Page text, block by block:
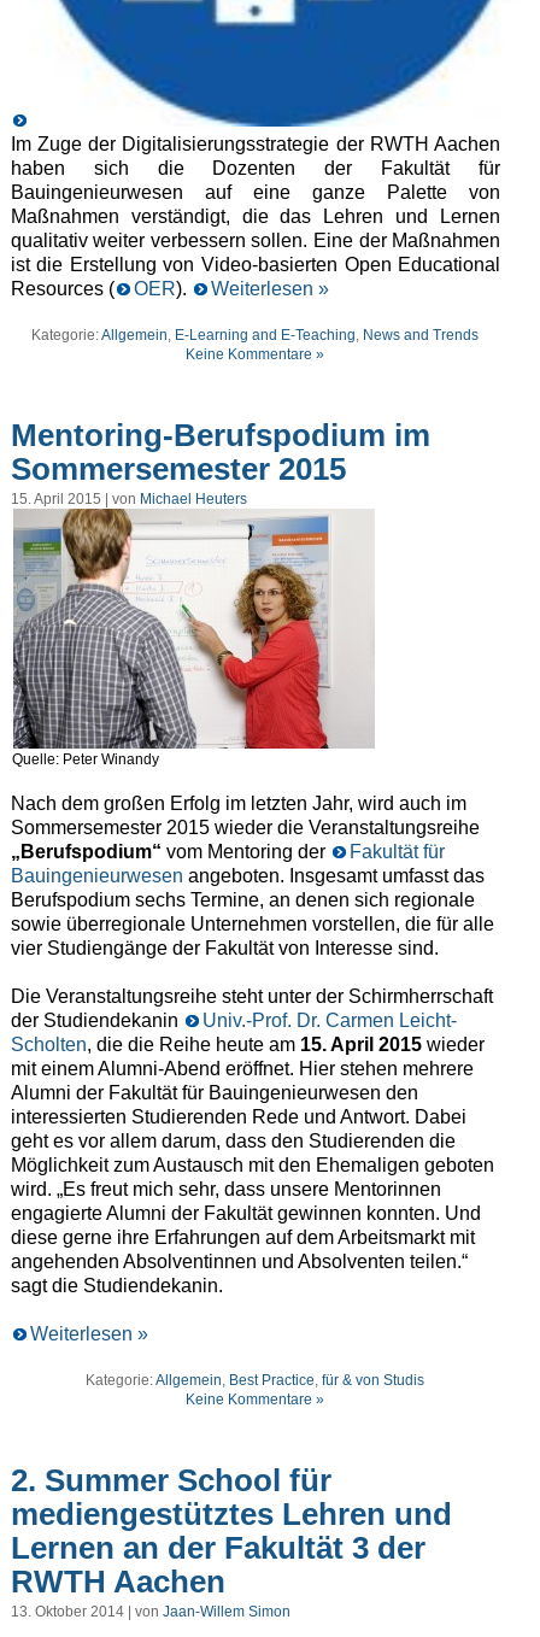
Im Zuge der Digitalisierungsstrategie der RWTH Aachen
haben sich die Dozenten der Fakultät für
Bauingenieurwesen auf eine ganze Palette von
Maßnahmen verständigt, die das Lehren und Lernen
qualitativ weiter verbessern sollen. Eine der Maßnahmen
ist die Erstellung von Video-basierten Open Educational
Resources (
OER). Weiterlesen »
Kategorie:Allgemein E-Learning and E-Teaching News and Trends
Keine Kommentare »
Mentoring-Berufspodium im
Sommersemester 2015
15. April 2015 | von Michael Heuters
Quelle: Peter Winandy
Nach dem großen Erfolg im letzten Jahr, wird auch im
Sommersemester 2015 wieder die Veranstaltungsreihe
„Berufspodium“ vom Mentoring der
Fakultät für
Bauingenieurwesen angeboten. Insgesamt umfasst das
Berufspodium sechs Termine, an denen sich regionale
sowie überregionale Unternehmen vorstellen, die für alle
vier Studiengänge der Fakultät von Interesse sind.
Die Veranstaltungsreihe steht unter der Schirmherrschaft
der Studiendekanin
Univ.-Prof. Dr. Carmen Leicht-
Scholten, die die Reihe heute am 15. April 2015wieder
mit einem Alumni-Abend eröffnet. Hier stehen mehrere
Alumni der Fakultät für Bauingenieurwesen den
interessierten Studierenden Rede und Antwort. Dabei
geht es vor allem darum, dass den Studierenden die
Möglichkeit zum Austausch mit den Ehemaligen geboten
wird. „Es freut mich sehr, dass unsere Mentorinnen
engagierte Alumni der Fakultät gewinnen konnten. Und
diese gerne ihre Erfahrungen auf dem Arbeitsmarkt mit
angehenden Absolventinnen und Absolventen teilen.“
sagt die Studiendekanin.
Weiterlesen »
Kategorie:Allgemein Best Practice ,für & von Studis
Keine Kommentare »
2. Summer School für
mediengestütztes Lehren und
Lernen an der Fakultät 3 der
RWTH Aachen
13. Oktober 2014 | von Jaan-Willem Simon